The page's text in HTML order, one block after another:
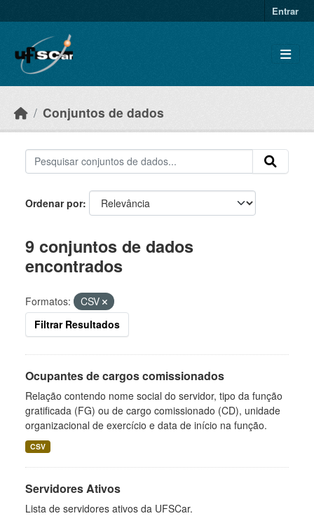
Entrar
Conjuntos de dados
Ordenar por
9 conjuntos de dados
encontrados
Formatos:
CSV
Filtrar Resultados
Ocupantes de cargos comissionados
Relação contendo nome social do servidor, tipo da função
gratificada (FG) ou de cargo comissionado (CD), unidade
organizacional de exercício e data de início na função.
CSV
Servidores Ativos
Lista de servidores ativos da UFSCar.